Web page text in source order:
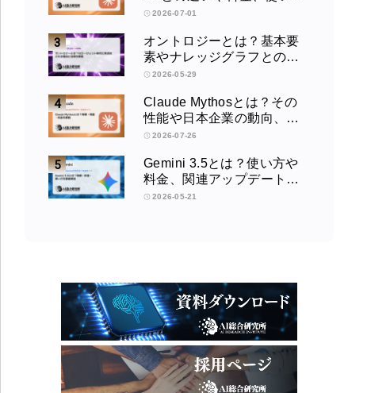
を解説
2026-07-01
オントロジーとは？基本要
素やナレッジグラフとの違
い、活用例をわかりやすく
2026-05-29
Claude Mythosとは？その
性能や日本企業の動向、使
い方を解説
2026-07-26
Gemini 3.5とは？使い方や
料金、関連アップデートを
徹底解説！
2026-05-21